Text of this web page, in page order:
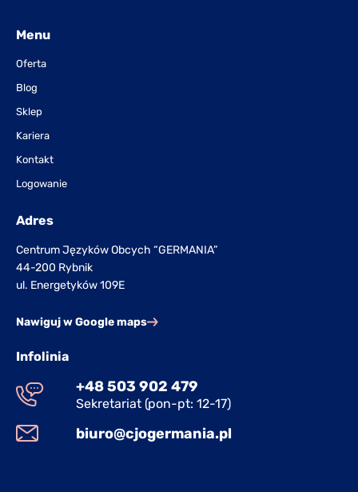
Menu
Oferta
Blog
Sklep
Kariera
Kontakt
Logowanie
Adres
Centrum Języków Obcych “GERMANIA”
44-200 Rybnik
ul. Energetyków 109E
Nawiguj w Google maps
Infolinia
+48 503 902 479
Sekretariat (pon-pt: 12-17)
biuro@cjogermania.pl